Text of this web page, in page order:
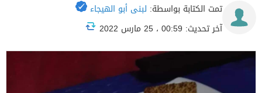
تمت الكتابة بواسطة: لبنى أبو الهيجاء
آخر تحديث: 00:59 ، 25 مارس 2022